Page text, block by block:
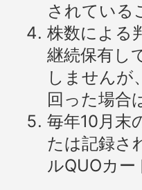
されている
株数による
継続保有し
しませんが
回った場合
毎年10月末
たは記録さ
ルQUOカ